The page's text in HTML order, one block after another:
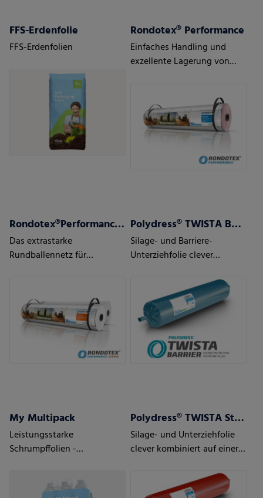
FFS-Erdenfolie
FFS-Erdenfolien
Rondotex® Performance
Einfaches Handling und
exzellente Lagerung von
Rondotex®Performance+ Strong
Das extrastarke
Rundballennetz für
Polydress® TWISTA Barrier
Silage- und Barriere-
Unterziehfolie clever
My Multipack
Leistungsstarke
Schrumpffolien -
Polydress® TWISTA Strong
Silage- und Unterziehfolie
clever kombiniert auf einer